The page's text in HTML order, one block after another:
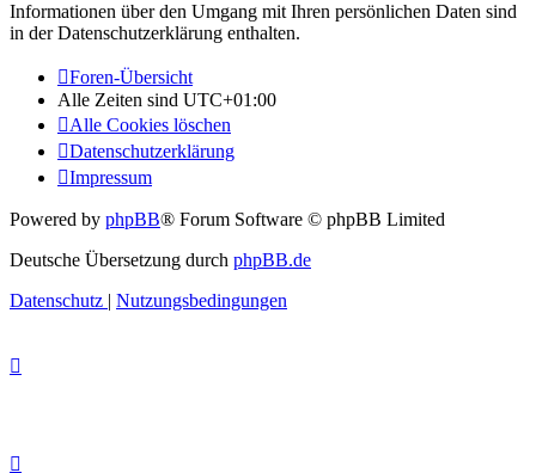
Informationen über den Umgang mit Ihren persönlichen Daten sind
in der Datenschutzerklärung enthalten.
Foren-Übersicht
Alle Zeiten sind UTC+01:00
Alle Cookies löschen
Datenschutzerklärung
Impressum
Powered by phpBB® Forum Software © phpBB Limited
Deutsche Übersetzung durch phpBB.de
Datenschutz | Nutzungsbedingungen